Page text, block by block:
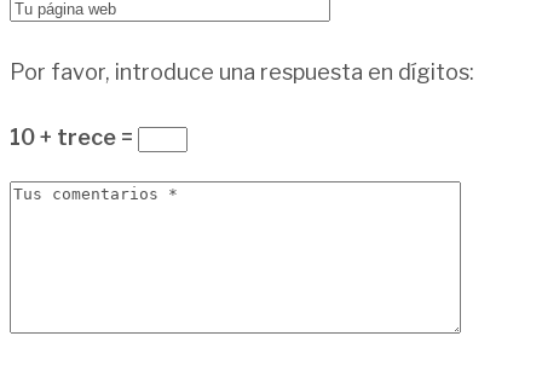
Por favor, introduce una respuesta en dígitos:
10 + trece =